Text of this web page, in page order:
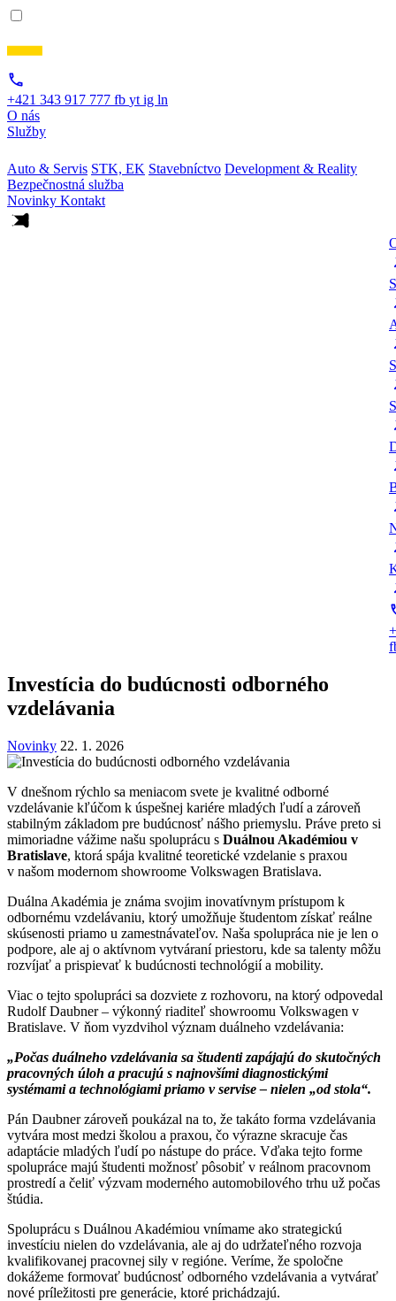
+421 343 917 777 fb yt ig ln
O nás
Služby
Auto & Servis STK, EK Stavebníctvo Development & Reality
Bezpečnostná služba
Novinky Kontakt
Investícia do budúcnosti odborného
vzdelávania
Novinky 22. 1. 2026
V dnešnom rýchlo sa meniacom svete je kvalitné odborné
vzdelávanie kľúčom k úspešnej kariére mladých ľudí a zároveň
stabilným základom pre budúcnosť nášho priemyslu. Práve preto si
mimoriadne vážime našu spoluprácu s Duálnou Akadémiou v
Bratislave, ktorá spája kvalitné teoretické vzdelanie s praxou
v našom modernom showroome Volkswagen Bratislava.
Duálna Akadémia je známa svojim inovatívnym prístupom k
odbornému vzdelávaniu, ktorý umožňuje študentom získať reálne
skúsenosti priamo u zamestnávateľov. Naša spolupráca nie je len o
podpore, ale aj o aktívnom vytváraní priestoru, kde sa talenty môžu
rozvíjať a prispievať k budúcnosti technológií a mobility.
Viac o tejto spolupráci sa dozviete z rozhovoru, na ktorý odpovedal
Rudolf Daubner – výkonný riaditeľ showroomu Volkswagen v
Bratislave. V ňom vyzdvihol význam duálneho vzdelávania:
„Počas duálneho vzdelávania sa študenti zapájajú do skutočných
pracovných úloh a pracujú s najnovšími diagnostickými
systémami a technológiami priamo v servise – nielen „od stola“.
Pán Daubner zároveň poukázal na to, že takáto forma vzdelávania
vytvára most medzi školou a praxou, čo výrazne skracuje čas
adaptácie mladých ľudí po nástupe do práce. Vďaka tejto forme
spolupráce majú študenti možnosť pôsobiť v reálnom pracovnom
prostredí a čeliť výzvam moderného automobilového trhu už počas
štúdia.
Spoluprácu s Duálnou Akadémiou vnímame ako strategickú
investíciu nielen do vzdelávania, ale aj do udržateľného rozvoja
kvalifikovanej pracovnej sily v regióne. Veríme, že spoločne
dokážeme formovať budúcnosť odborného vzdelávania a vytvárať
nové príležitosti pre generácie, ktoré prichádzajú.